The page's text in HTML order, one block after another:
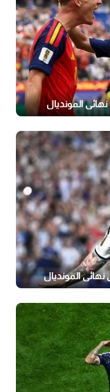
المونديال
المونديال